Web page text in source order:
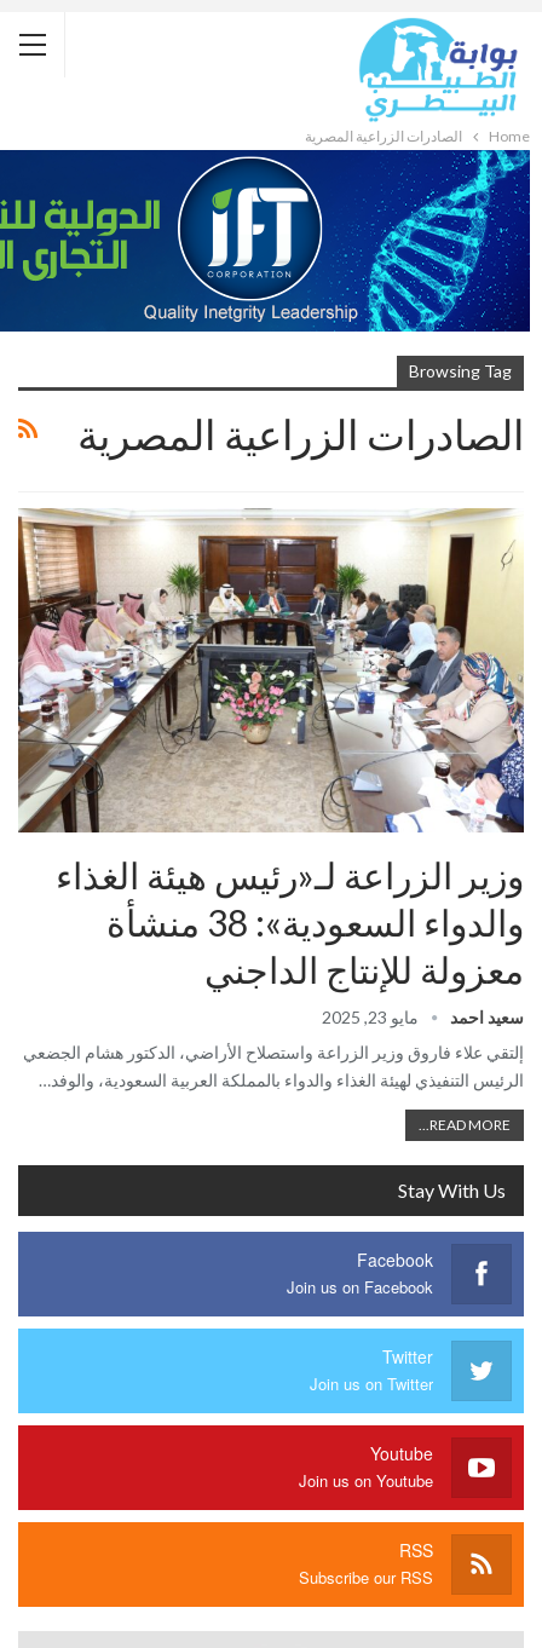
Home الصادرات الزراعية المصرية
Browsing Tag
الصادرات الزراعية المصرية
وزير الزراعة لـ«رئيس هيئة الغذاء
والدواء السعودية»: 38 منشأة
معزولة للإنتاج الداجني
سعيد احمد
مايو 23, 2025
إلتقي علاء فاروق وزير الزراعة واستصلاح الأراضي، الدكتور هشام الجضعي
الرئيس التنفيذي لهيئة الغذاء والدواء بالمملكة العربية السعودية، والوفد…
READ MORE...
Stay With Us
Facebook
Join us on Facebook
Twitter
Join us on Twitter
Youtube
Join us on Youtube
RSS
Subscribe our RSS